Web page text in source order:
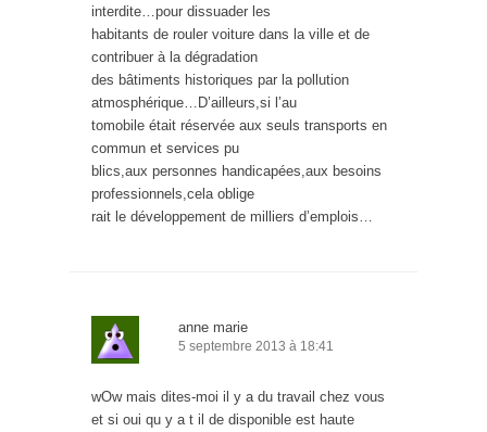
interdite…pour dissuader les
habitants de rouler voiture dans la ville et de
contribuer à la dégradation
des bâtiments historiques par la pollution
atmosphérique…D’ailleurs,si l’au
tomobile était réservée aux seuls transports en
commun et services pu
blics,aux personnes handicapées,aux besoins
professionnels,cela oblige
rait le développement de milliers d’emplois…
anne marie
5 septembre 2013 à 18:41
wOw mais dites-moi il y a du travail chez vous
et si oui qu y a t il de disponible est haute